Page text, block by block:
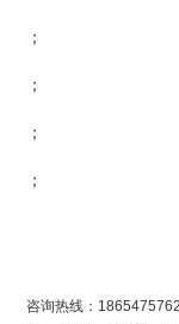
；
；
；
；
咨询热线：